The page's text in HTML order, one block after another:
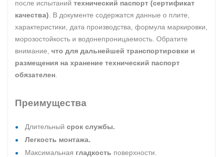
после испытаний технический паспорт (сертификат
качества) . В документе содержатся данные о плите,
характеристики, дата производства, формула маркировки,
морозостойкость и водонепроницаемость. Обратите
внимание, что для дальнейшей транспортировки и
размещения на хранение технический паспорт
обязателен
Преимущества
Длительный срок службы.
Легкость монтажа.
Максимальная гладкость поверхности.